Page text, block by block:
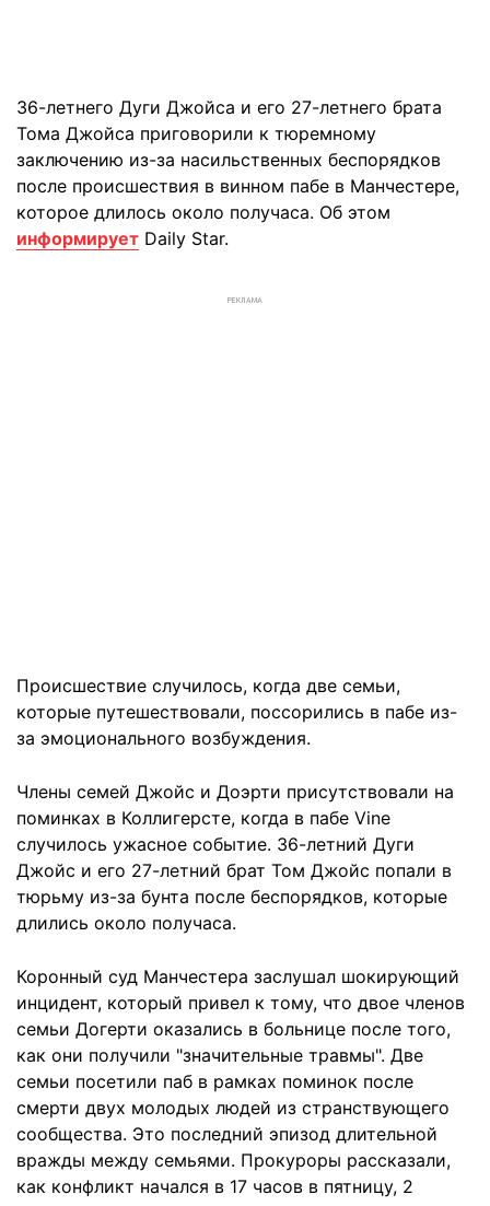
36-летнего Дуги Джойса и его 27-летнего брата
Тома Джойса приговорили к тюремному
заключению из-за насильственных беспорядков
после происшествия в винном пабе в Манчестере,
которое длилось около получаса. Об этом
информирует Daily Star.
РЕКЛАМА
Происшествие случилось, когда две семьи,
которые путешествовали, поссорились в пабе из-
за эмоционального возбуждения.
Члены семей Джойс и Доэрти присутствовали на
поминках в Коллигерсте, когда в пабе Vine
случилось ужасное событие. 36-летний Дуги
Джойс и его 27-летний брат Том Джойс попали в
тюрьму из-за бунта после беспорядков, которые
длились около получаса.
Коронный суд Манчестера заслушал шокирующий
инцидент, который привел к тому, что двое членов
семьи Догерти оказались в больнице после того,
как они получили "значительные травмы". Две
семьи посетили паб в рамках поминок после
смерти двух молодых людей из странствующего
сообщества. Это последний эпизод длительной
вражды между семьями. Прокуроры рассказали,
как конфликт начался в 17 часов в пятницу, 2